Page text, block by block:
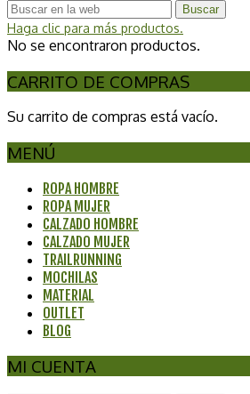
Buscar
Haga clic para más productos.
No se encontraron productos.
CARRITO DE COMPRAS
Su carrito de compras está vacío.
MENÚ
ROPA HOMBRE
ROPA MUJER
CALZADO HOMBRE
CALZADO MUJER
TRAILRUNNING
MOCHILAS
MATERIAL
OUTLET
BLOG
MI CUENTA